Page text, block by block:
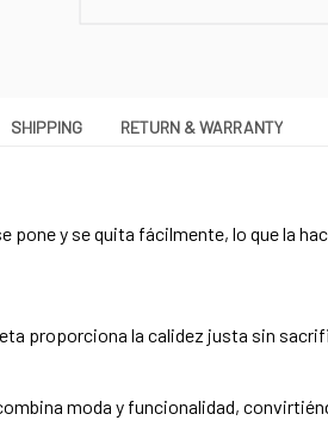
SHIPPING RETURN & WARRANTY
y se quita fácilmente, lo que la
proporciona la calidez justa sin
moda y funcionalidad,